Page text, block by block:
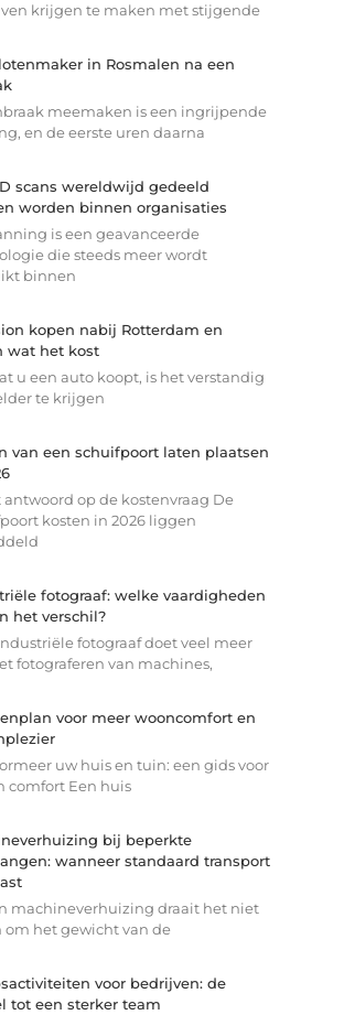
krijgen te maken met stijgende
in Rosmalen na een
meemaken is een ingrijpende
en de eerste uren daarna
scans wereldwijd gedeeld
worden binnen organisaties
is een geavanceerde
die steeds meer wordt
binnen
kopen nabij Rotterdam en
wat het kost
u een auto koopt, is het verstandig
te krijgen
van een schuifpoort laten plaatsen
antwoord op de kostenvraag De
kosten in 2026 liggen
fotograaf: welke vaardigheden
het verschil?
fotograaf doet veel meer
fotograferen van machines,
voor meer wooncomfort en
uw huis en tuin: een gids voor
comfort Een huis
bij beperkte
wanneer standaard transport
machineverhuizing draait het niet
om het gewicht van de
voor bedrijven: de
tot een sterker team